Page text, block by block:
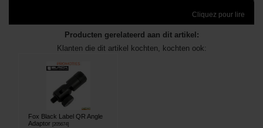
Cliquez pour lire
Producten gerelateerd aan dit artikel:
Klanten die dit artikel kochten, kochten ook:
Fox Black Label QR Angle
Adaptor [205674]